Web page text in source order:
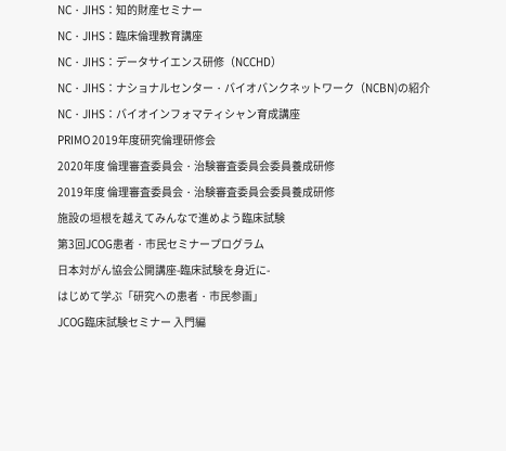
NC・JIHS：知的財産セミナー
NC・JIHS：臨床倫理教育講座
NC・JIHS：データサイエンス研修（NCCHD）
NC・JIHS：ナショナルセンター・バイオバンクネットワーク（NCBN)の紹介
NC・JIHS：バイオインフォマティシャン育成講座
PRIMO 2019年度研究倫理研修会
2020年度 倫理審査委員会・治験審査委員会委員養成研修
2019年度 倫理審査委員会・治験審査委員会委員養成研修
施設の垣根を越えてみんなで進めよう臨床試験
第3回JCOG患者・市民セミナープログラム
日本対がん協会公開講座-臨床試験を身近に-
はじめて学ぶ「研究への患者・市民参画」
JCOG臨床試験セミナー 入門編